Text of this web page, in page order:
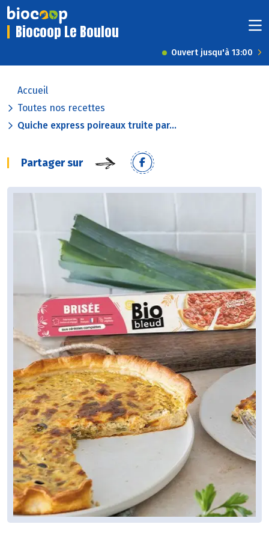
Biocoop Le Boulou
Ouvert jusqu'à 13:00
Accueil
Toutes nos recettes
Quiche express poireaux truite par...
Partager sur